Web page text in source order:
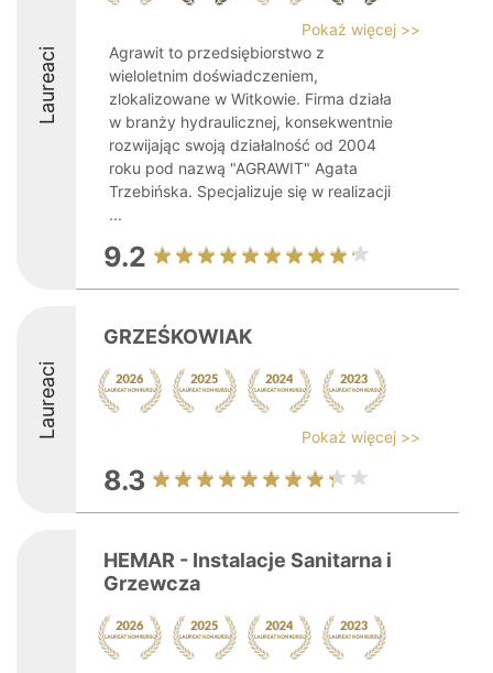
Laureaci
Pokaż więcej >>
Agrawit to przedsiębiorstwo z
wieloletnim doświadczeniem,
zlokalizowane w Witkowie. Firma działa
w branży hydraulicznej, konsekwentnie
rozwijając swoją działalność od 2004
roku pod nazwą "AGRAWIT" Agata
Trzebińska. Specjalizuje się w realizacji
...
9.2
Laureaci
GRZEŚKOWIAK
Pokaż więcej >>
8.3
HEMAR - Instalacje Sanitarna i
Grzewcza